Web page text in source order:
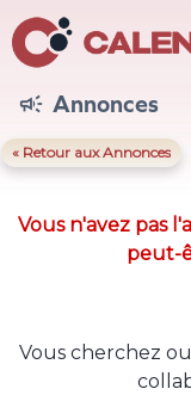
 Annonces
« Retour aux Annonces
Vous n'avez pas
peut-
Vous cherchez